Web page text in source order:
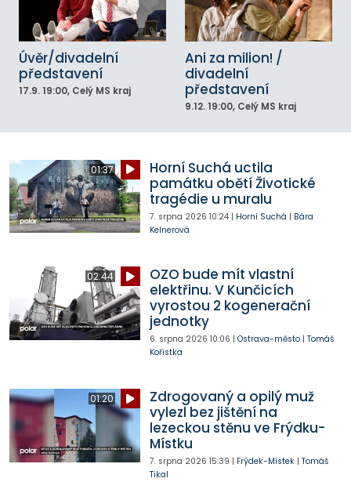
Úvěr/divadelní
představení
17.9. 19:00, Celý MS kraj
Ani za milion! /
divadelní
představení
9.12. 19:00, Celý MS kraj
01:37
Horní Suchá uctila
památku obětí Životické
tragédie u muralu
7. srpna 2026 10:24| Horní Suchá | Bára
Kelnerová
02:44
OZO bude mít vlastní
elektřinu. V Kunčicích
vyrostou 2 kogenerační
jednotky
6. srpna 2026 10:06 | Ostrava-město| Tomáš
Kořistka
01:20
Zdrogovaný a opilý muž
vylezl bez jištění na
lezeckou stěnu ve Frýdku-
Místku
7. srpna 2026 15:39 | Frýdek-Místek| Tomáš
Tikal